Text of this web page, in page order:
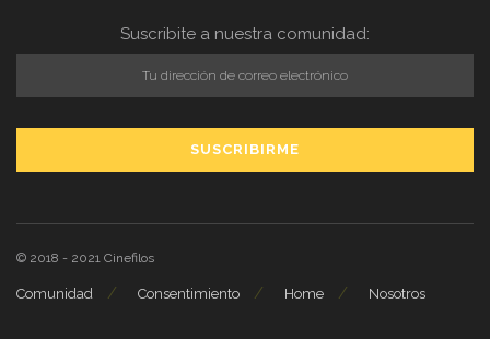
Suscribite a nuestra comunidad:
© 2018 - 2021 Cinefilos
Comunidad Consentimiento Home Nosotros